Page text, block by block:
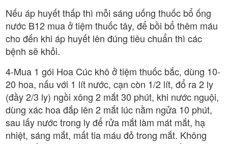
Nếu áp huyết thấp thì mỗi sáng uống thuốc bổ ống
nước B12 mua ở tiệm thuốc tây, để bồi bổ thêm máu
cho đến khi áp huyết lên đúng tiêu chuẩn thì các
bệnh sẽ khỏi.
4-Mua 1 gói Hoa Cúc khô ở tiệm thuốc bắc, dùng 10-
20 hoa, nấu với 1 lít nước, cạn còn 1/2 lít, đổ ra 2 ly
(đầy 2/3 ly) ngồi xông 2 mắt 30 phút, khi nước nguội,
dùng xác hoa đắp lên 2 mắt lúc nằm ngửa 10 phút,
sau lấy nước trong ly để rửa mắt làm mát mắt, hạ
nhiệt, sáng mắt, mất tia máu đỏ trong mắt. Không